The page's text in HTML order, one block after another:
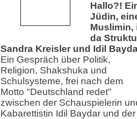
Hallo?!
Jüdin,
Muslimin,
da
Sandra Kreisler und Idil
Ein Gespräch über Politik,
Religion, Shakshuka und
Schulsysteme, frei nach dem
Motto "Deutschland redet"
zwischen der Schauspielerin
Kabarettistin Idil Baydar und der